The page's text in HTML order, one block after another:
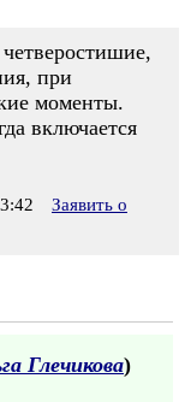
при
моменты.
включается
Заявить о
Глечикова)